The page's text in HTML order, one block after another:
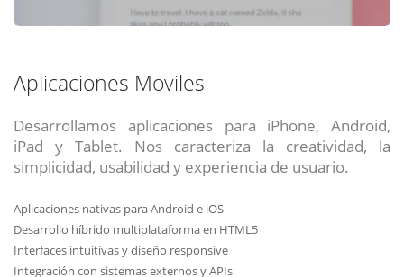
Aplicaciones Moviles
Desarrollamos aplicaciones para iPhone, Android,
iPad y Tablet. Nos caracteriza la creatividad, la
simplicidad, usabilidad y experiencia de usuario.
Aplicaciones nativas para Android e iOS
Desarrollo híbrido multiplataforma en HTML5
Interfaces intuitivas y diseño responsive
Integración con sistemas externos y APIs